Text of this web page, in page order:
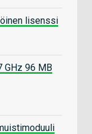
lisenssi
GHz 96 MB